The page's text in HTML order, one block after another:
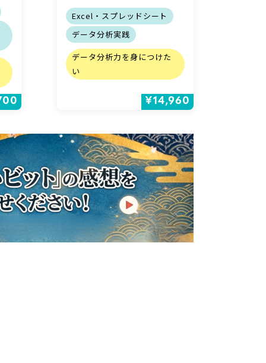
Excel・スプレッドシート
データ分析実践
データ分析力を身につけた
い
¥14,960